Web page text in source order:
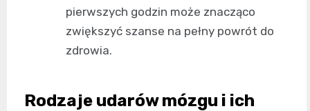
pierwszych godzin może znacząco
zwiększyć szanse na pełny powrót do
zdrowia.
Rodzaje udarów mózgu i ich